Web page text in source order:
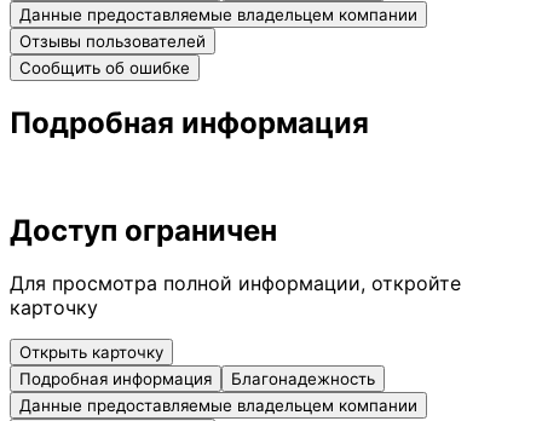
Данные предоставляемые владельцем компании
Отзывы пользователей
Сообщить об ошибке
Подробная информация
Доступ ограничен
Для просмотра полной информации, откройте
карточку
Открыть карточку
Подробная информация
Благонадежность
Данные предоставляемые владельцем компании